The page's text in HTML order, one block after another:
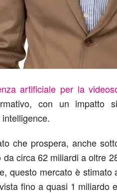
artificiale per la
con un impatto
che prospera, anche
circa 62 miliardi a oltre
questo mercato è
fino a quasi 1 miliardo